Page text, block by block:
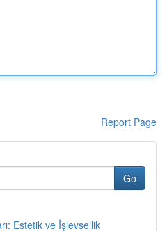
Report Page
Go
Estetik ve İşlevsellik